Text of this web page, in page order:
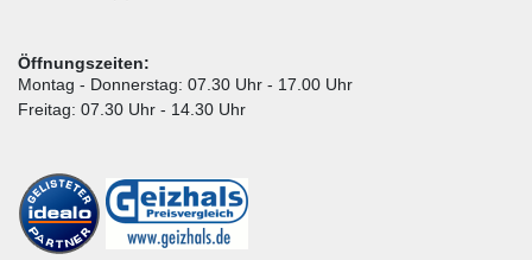
Öffnungszeiten:
Montag - Donnerstag: 07.30 Uhr - 17.00 Uhr
Freitag: 07.30 Uhr - 14.30 Uhr